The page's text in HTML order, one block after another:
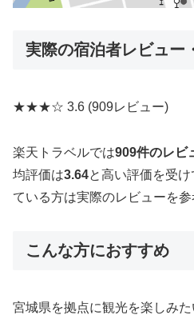
実際の宿泊者レビュー
★★★☆ 3.6 (909レビュー)
楽天トラベルでは909件のレビ
均評価は3.64と高い評価を受
ている方は実際のレビューを参
こんな方におすすめ
宮城県を拠点に観光を楽しみ